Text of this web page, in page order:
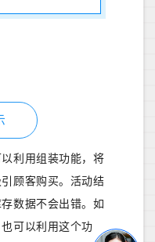
利用组装功能，将
顾客购买。活动结
数据不会出错。如
可以利用这个功